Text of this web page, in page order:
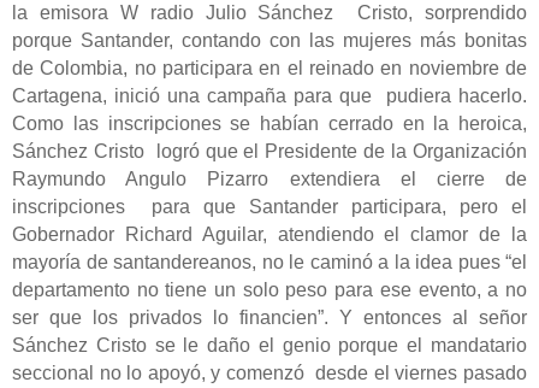
la emisora W radio Julio Sánchez Cristo, sorprendido
porque Santander, contando con las mujeres más bonitas
de Colombia, no participara en el reinado en noviembre de
Cartagena, inició una campaña para que pudiera hacerlo.
Como las inscripciones se habían cerrado en la heroica,
Sánchez Cristo logró que el Presidente de la Organización
Raymundo Angulo Pizarro extendiera el cierre de
inscripciones para que Santander participara, pero el
Gobernador Richard Aguilar, atendiendo el clamor de la
mayoría de santandereanos, no le caminó a la idea pues “el
departamento no tiene un solo peso para ese evento, a no
ser que los privados lo financien”. Y entonces al señor
Sánchez Cristo se le daño el genio porque el mandatario
seccional no lo apoyó, y comenzó desde el viernes pasado